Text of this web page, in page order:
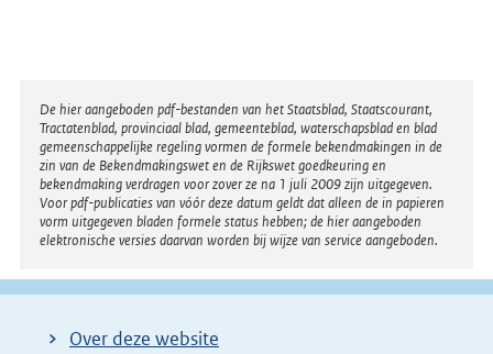
Disclaimer
De hier aangeboden pdf-bestanden van het Staatsblad, Staatscourant,
Tractatenblad, provinciaal blad, gemeenteblad, waterschapsblad en blad
gemeenschappelijke regeling vormen de formele bekendmakingen in de
zin van de Bekendmakingswet en de Rijkswet goedkeuring en
bekendmaking verdragen voor zover ze na 1 juli 2009 zijn uitgegeven.
Voor pdf-publicaties van vóór deze datum geldt dat alleen de in papieren
vorm uitgegeven bladen formele status hebben; de hier aangeboden
elektronische versies daarvan worden bij wijze van service aangeboden.
Over deze website